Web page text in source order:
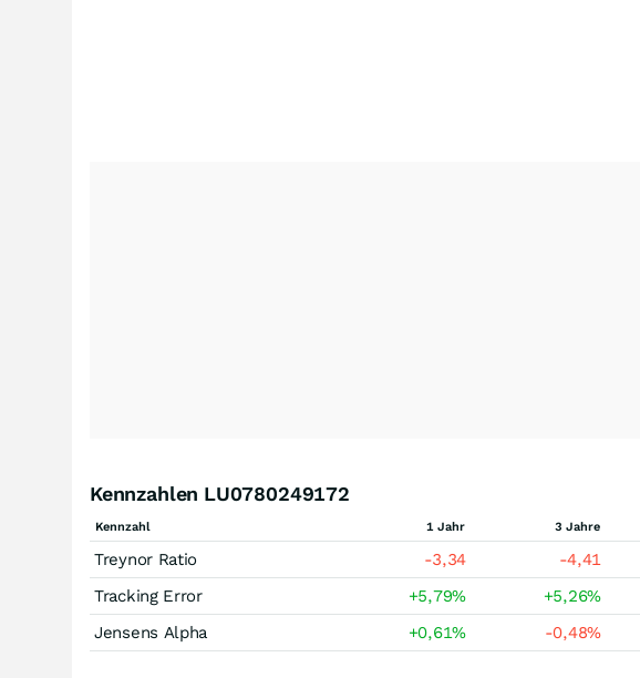
Kennzahlen LU0780249172
Kennzahl 1 Jahr 3 Jahre
Treynor Ratio -3,34 -4,41
Tracking Error
+5,79% +5,26%
Jensens Alpha
+0,61% -0,48%